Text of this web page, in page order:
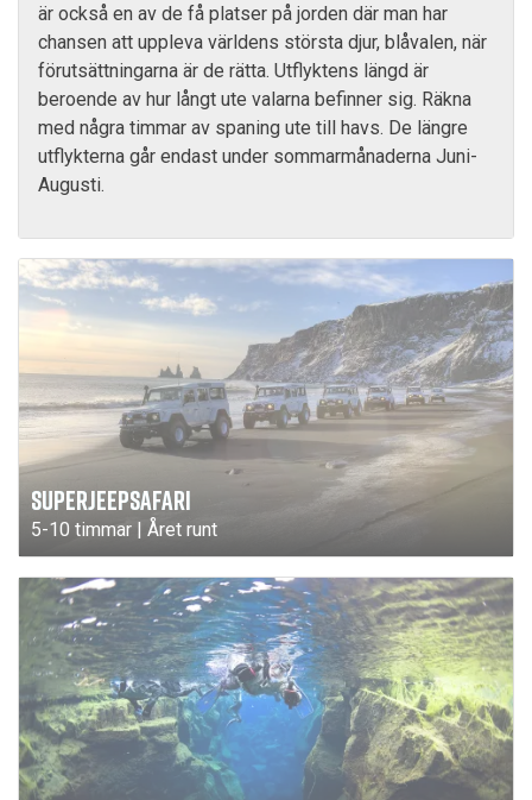
är också en av de få platser på jorden där man har
chansen att uppleva världens största djur, blåvalen, när
förutsättningarna är de rätta. Utflyktens längd är
beroende av hur långt ute valarna befinner sig. Räkna
med några timmar av spaning ute till havs. De längre
utflykterna går endast under sommarmånaderna Juni-
Augusti.
SUPERJEEPSAFARI
5-10 timmar | Året runt